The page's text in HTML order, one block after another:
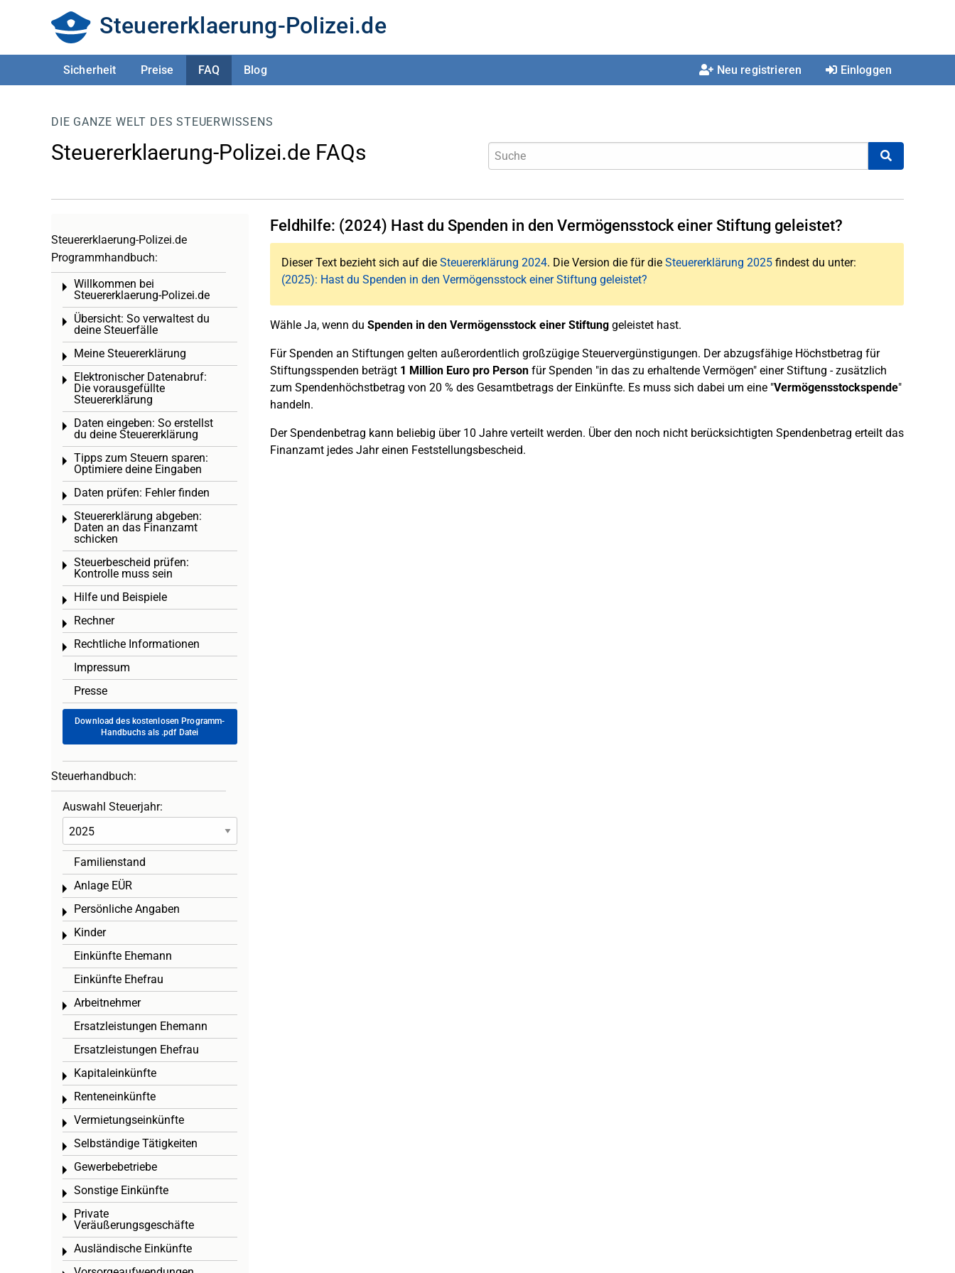
Steuererklaerung-Polizei.de
Sicherheit Preise FAQ Blog Neu registrieren Einloggen
DIE GANZE WELT DES STEUERWISSENS
Steuererklaerung-Polizei.de FAQs
Feldhilfe: (2024) Hast du Spenden in den Vermögensstock einer Stiftung geleistet?
Dieser Text bezieht sich auf die Steuererklärung 2024. Die Version die für die Steuererklärung 2025findest du unter:
(2025): Hast du Spenden in den Vermögensstock einer Stiftung geleistet?
Wähle Ja, wenn du Spenden in den Vermögensstock einer Stiftunggeleistet hast.
Für Spenden an Stiftungen gelten außerordentlich großzügige Steuervergünstigungen. Der abzugsfähige Höchstbetrag für
Stiftungsspenden beträgt 1 Million Euro pro Personfür Spenden "in das zu erhaltende Vermögen" einer Stiftung - zusätzlich
zum Spendenhöchstbetrag von 20 % des Gesamtbetrags der Einkünfte. Es muss sich dabei um eine "Vermögensstockspende"
handeln.
Der Spendenbetrag kann beliebig über 10 Jahre verteilt werden. Über den noch nicht berücksichtigten Spendenbetrag erteilt das
Finanzamt jedes Jahr einen Feststellungsbescheid.
Steuererklaerung-Polizei.de
Programmhandbuch:
Willkommen bei
Steuererklaerung-Polizei.de
Toggle menu
Übersicht: So verwaltest du
deine Steuerfälle
Toggle menu
Meine Steuererklärung
Toggle menu
Elektronischer Datenabruf:
Die vorausgefüllte
Steuererklärung
Toggle menu
Daten eingeben: So erstellst
du deine Steuererklärung
Toggle menu
Tipps zum Steuern sparen:
Optimiere deine Eingaben
Toggle menu
Daten prüfen: Fehler finden
Toggle menu
Steuererklärung abgeben:
Daten an das Finanzamt
schicken
Toggle menu
Steuerbescheid prüfen:
Kontrolle muss sein
Toggle menu
Hilfe und Beispiele
Toggle menu
Rechner
Toggle menu
Rechtliche Informationen
Toggle menu
Impressum
Presse
Download des kostenlosen Programm-
Handbuchs als .pdf Datei
Steuerhandbuch:
Auswahl Steuerjahr:
Familienstand
Anlage EÜR
Toggle menu
Persönliche Angaben
Toggle menu
Kinder
Toggle menu
Einkünfte Ehemann
Einkünfte Ehefrau
Arbeitnehmer
Toggle menu
Ersatzleistungen Ehemann
Ersatzleistungen Ehefrau
Kapitaleinkünfte
Toggle menu
Renteneinkünfte
Toggle menu
Vermietungseinkünfte
Toggle menu
Selbständige Tätigkeiten
Toggle menu
Gewerbebetriebe
Toggle menu
Sonstige Einkünfte
Toggle menu
Private
Veräußerungsgeschäfte
Toggle menu
Ausländische Einkünfte
Toggle menu